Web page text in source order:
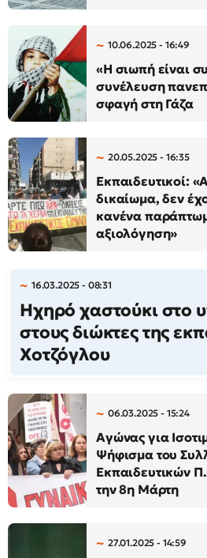
10.06.2025 - 16:49
«Η σιωπή είναι
συνέλευση
σφαγή στη Γάζα
20.05.2025 - 16:35
Εκπαιδευτικοί:
δικαίωμα, δεν
κανένα
αξιολόγηση»
16.03.2025 - 08:31
Ηχηρό χαστούκι στο
στους διώκτες της
Χοτζόγλου
06.03.2025 - 15:24
Αγώνας για
Ψήφισμα του
Εκπαιδευτικών
την 8η Μάρτη
27.01.2025 - 14:59